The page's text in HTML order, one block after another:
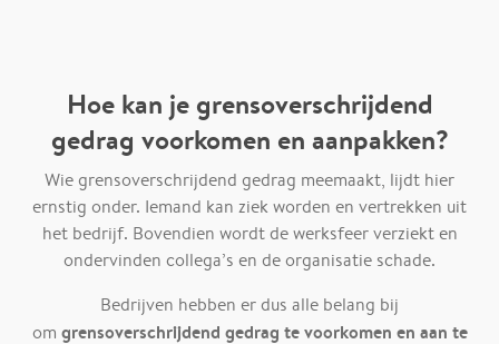
Hoe kan je grensoverschrijdend
gedrag voorkomen en aanpakken?
Wie grensoverschrijdend gedrag meemaakt, lijdt hier
ernstig onder. Iemand kan ziek worden en vertrekken uit
het bedrijf. Bovendien wordt de werksfeer verziekt en
ondervinden collega’s en de organisatie schade.
Bedrijven hebben er dus alle belang bij
om grensoverschrijdend gedrag te voorkomen en aan te